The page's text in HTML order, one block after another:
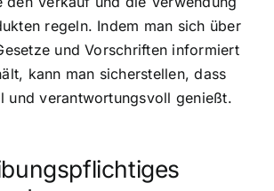
regeln. Indem man sich über
und Vorschriften informiert
kann man sicherstellen, dass
und verantwortungsvoll genießt.